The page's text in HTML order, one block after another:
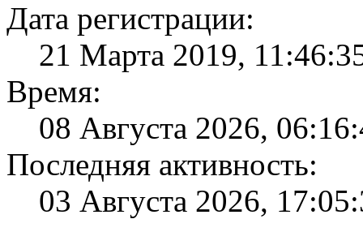
Дата регистрации:
21 Марта 2019,
Время:
08 Августа 2026,
Последняя активность:
03 Августа 2026,